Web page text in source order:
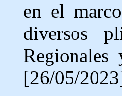
en el
diversos
[26/05/